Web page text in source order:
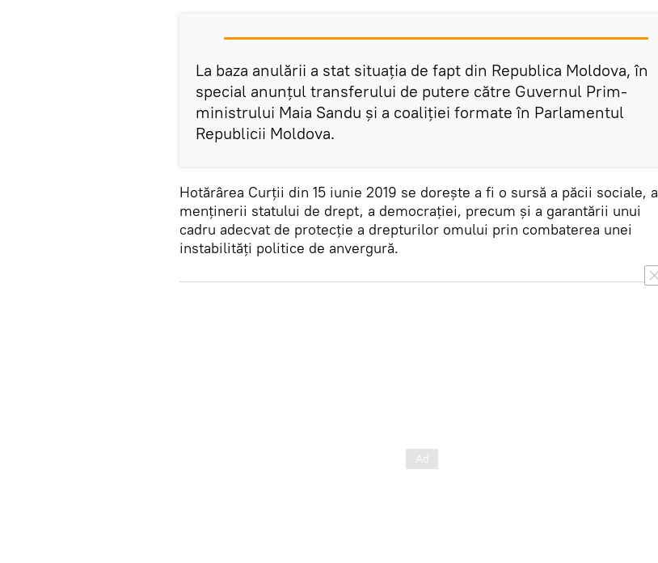
La baza anulării a stat situația de fapt din Republica Moldova, în
special anunțul transferului de putere către Guvernul Prim-
ministrului Maia Sandu și a coaliției formate în Parlamentul
Republicii Moldova.
Hotărârea Curții din 15 iunie 2019 se dorește a fi o sursă a păcii sociale, a
menținerii statului de drept, a democrației, precum și a garantării unui
cadru adecvat de protecție a drepturilor omului prin combaterea unei
instabilități politice de anvergură.